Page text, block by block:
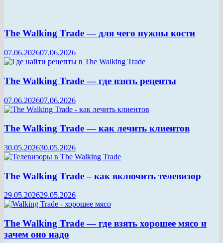
The Walking Trade — для чего нужны кости
07.06.202607.06.2026
The Walking Trade — где взять рецепты
07.06.202607.06.2026
The Walking Trade — как лечить клиентов
30.05.202630.05.2026
The Walking Trade – как включить телевизор
29.05.202629.05.2026
The Walking Trade — где взять хорошее мясо и
зачем оно надо